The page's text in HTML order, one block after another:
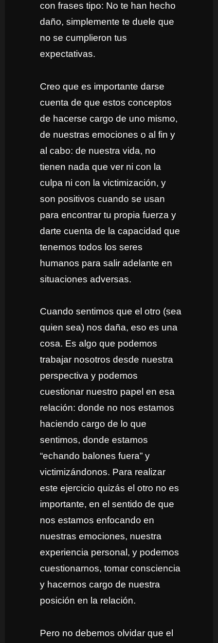
con frases tipo: No te han hecho
daño, simplemente te duele que
no se cumplieron tus
expectativas.
Creo que es importante darse
cuenta de que estos conceptos
de hacerse cargo de uno mismo,
de nuestras emociones o al fin y
al cabo: de nuestra vida, no
tienen nada que ver ni con la
culpa ni con la victimización, y
son positivos cuando se usan
para encontrar tu propia fuerza y
darte cuenta de la capacidad que
tenemos todos los seres
humanos para salir adelante en
situaciones adversas.
Cuando sentimos que el otro (sea
quien sea) nos daña, eso es una
cosa. Es algo que podemos
trabajar nosotros desde nuestra
perspectiva y podemos
cuestionar nuestro papel en esa
relación: donde no nos estamos
haciendo cargo de lo que
sentimos, donde estamos
“echando balones fuera” y
victimizándonos. Para realizar
este ejercicio quizás el otro no es
importante, en el sentido de que
nos estamos enfocando en
nuestras emociones, nuestra
experiencia personal, y podemos
cuestionarnos, tomar consciencia
y hacernos cargo de nuestra
posición en la relación.
Pero no debemos olvidar que el